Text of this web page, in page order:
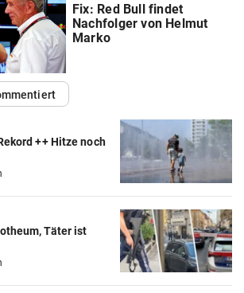
Fix: Red Bull findet
Nachfolger von Helmut
Marko
++ Hitze noch
Täter ist